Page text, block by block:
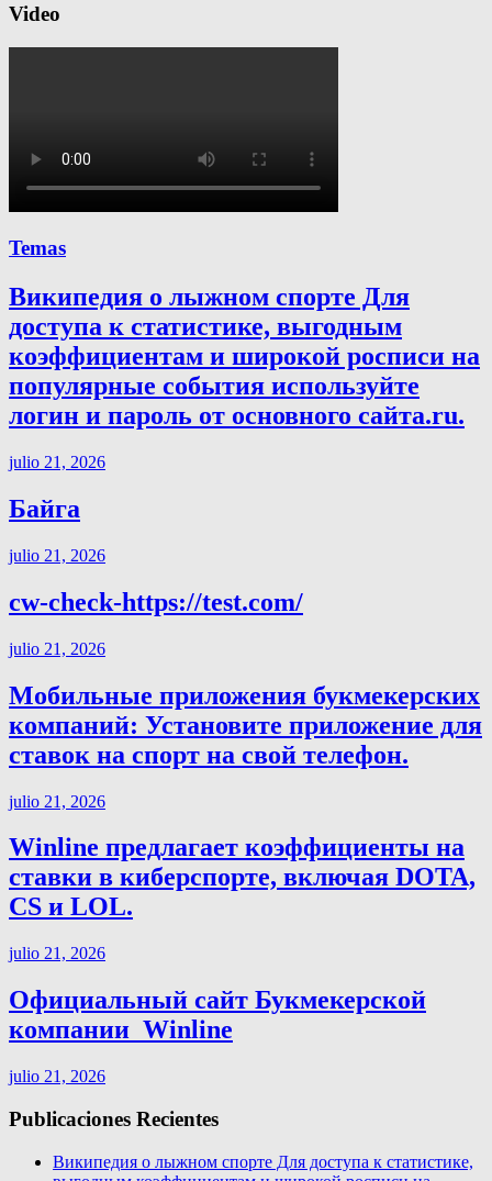
Video
Temas
Википедия о лыжном спорте Для
доступа к статистике, выгодным
коэффициентам и широкой росписи на
популярные события используйте
логин и пароль от основного сайта.ru.
julio 21, 2026
Байга
julio 21, 2026
cw-check-https://test.com/
julio 21, 2026
Мобильные приложения букмекерских
компаний: Установите приложение для
ставок на спорт на свой телефон.
julio 21, 2026
Winline предлагает коэффициенты на
ставки в киберспорте, включая DOTA,
CS и LOL.
julio 21, 2026
Официальный сайт Букмекерской
компании ️ Winline
julio 21, 2026
Publicaciones Recientes
Википедия о лыжном спорте Для доступа к статистике,